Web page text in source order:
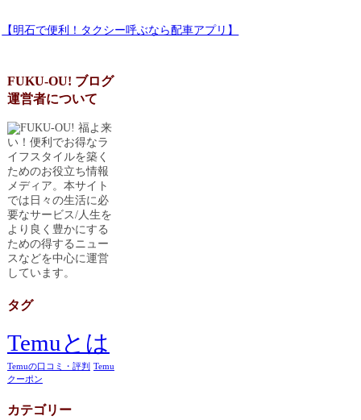
【明石で便利！タクシー呼ぶなら配車アプリ】
FUKU-OU! ブログ
運営者について
福よ来
い！便利でお得なラ
イフスタイルを築く
ためのお役立ち情報
メディア。本サイト
では日々の生活に必
要なサービス/人生を
より良く豊かにする
ための得するニュー
スなどを中心に運営
しています。
タグ
Temuとは
Temuの口コミ・評判 Temu
クーポン
カテゴリー